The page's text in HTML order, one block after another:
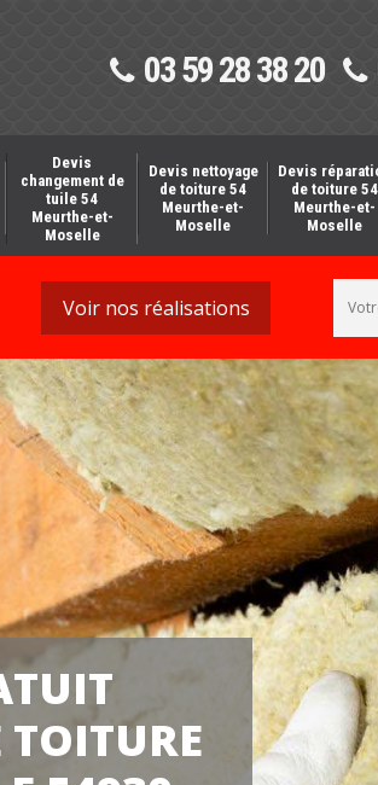
03 59 28 38 20
Devis
changement de
tuile 54
Meurthe-et-
Moselle
Devis nettoyage
de toiture 54
Meurthe-et-
Moselle
Devis
de toiture 54
Meurthe-et-
Moselle
Voir nos réalisations